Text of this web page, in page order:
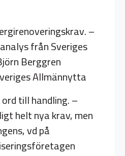
–
från Sveriges
Berggren
Allmännytta
till handling. –
helt nya krav, men
vd på